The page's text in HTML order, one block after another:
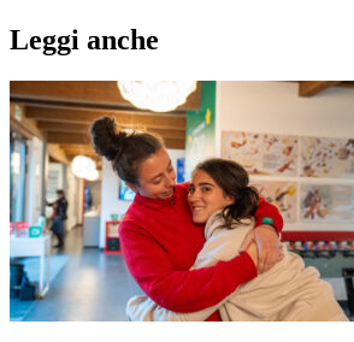
Leggi anche